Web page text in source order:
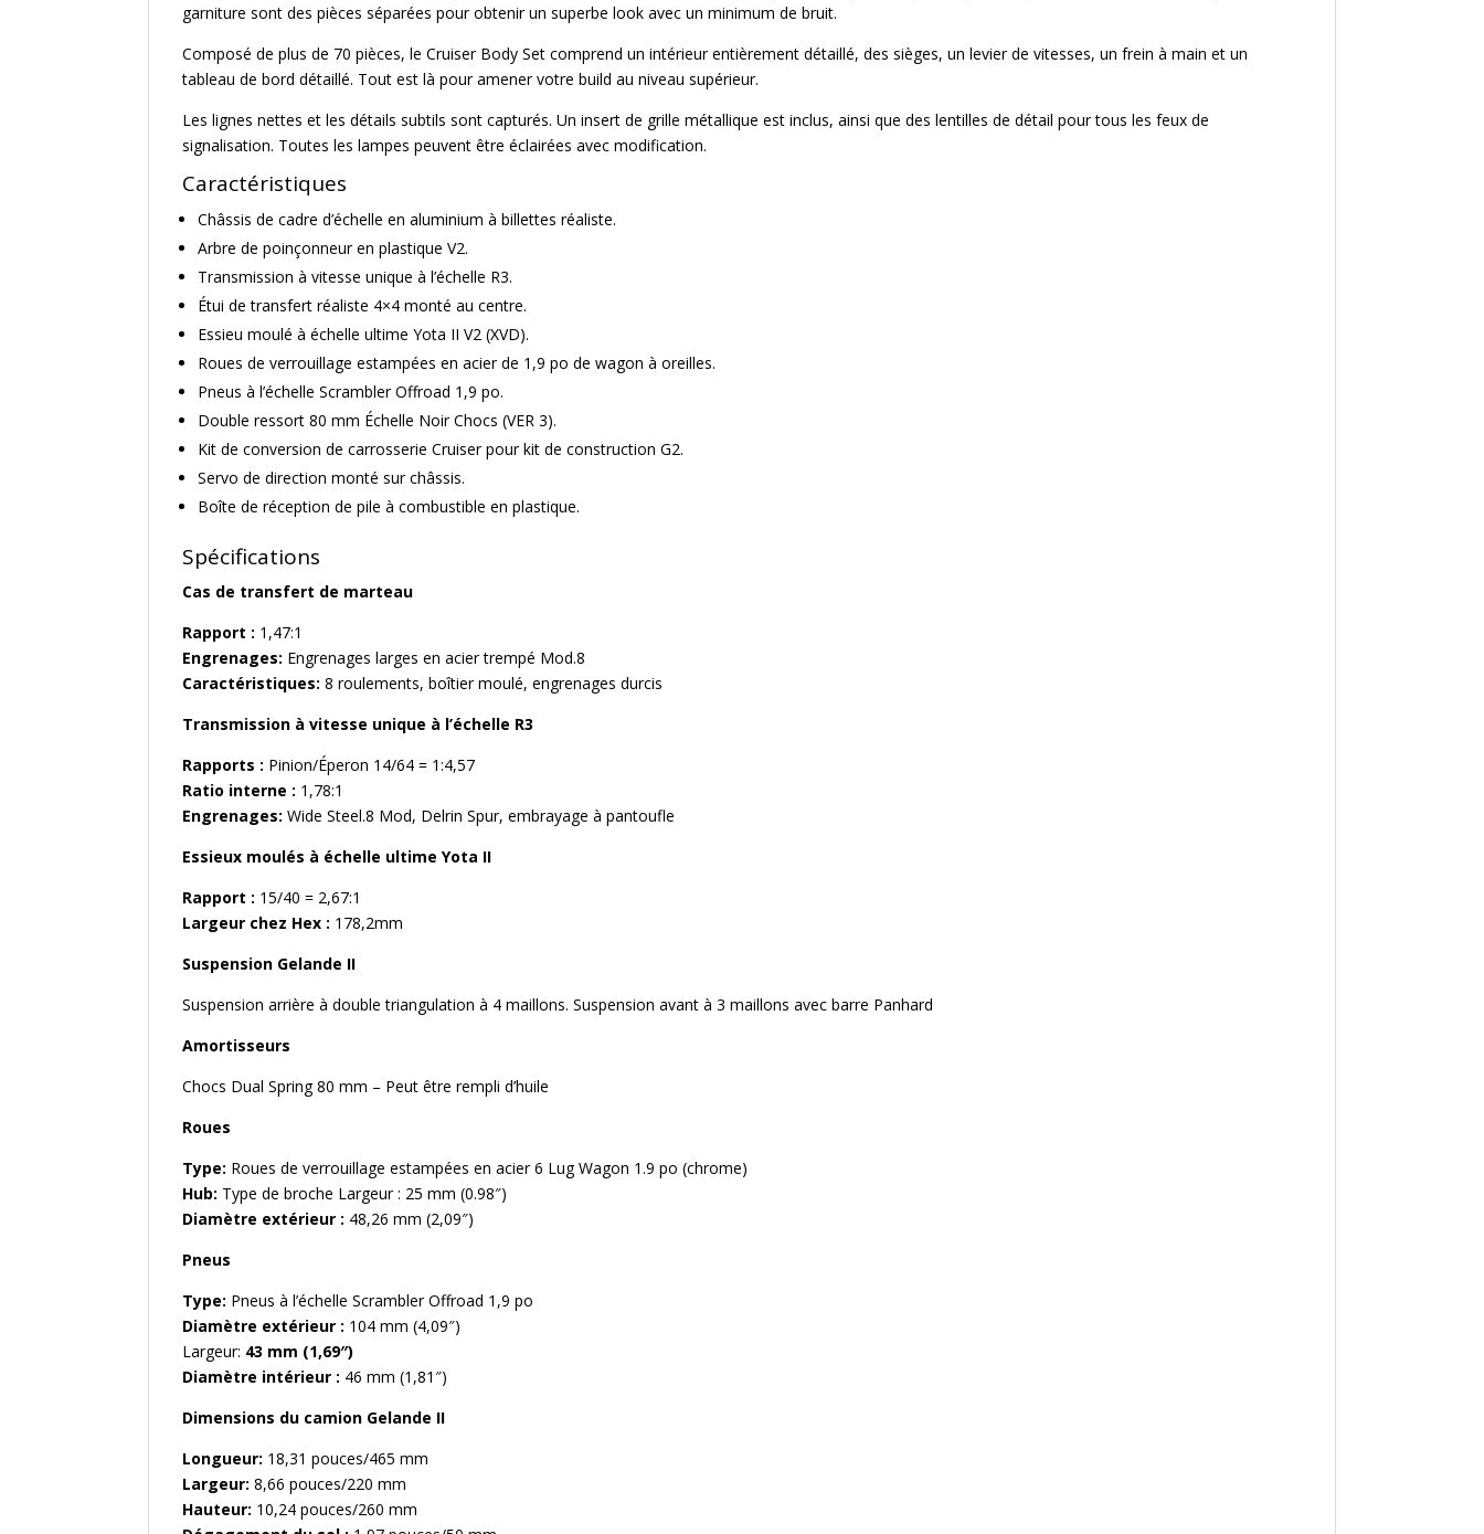
garniture sont des pièces séparées pour obtenir un superbe look avec un minimum de bruit.
Composé de plus de 70 pièces, le Cruiser Body Set comprend un intérieur entièrement détaillé, des sièges, un levier de vitesses, un frein à main et un
tableau de bord détaillé. Tout est là pour amener votre build au niveau supérieur.
Les lignes nettes et les détails subtils sont capturés. Un insert de grille métallique est inclus, ainsi que des lentilles de détail pour tous les feux de
signalisation. Toutes les lampes peuvent être éclairées avec modification.
Caractéristiques
Châssis de cadre d’échelle en aluminium à billettes réaliste.
Arbre de poinçonneur en plastique V2.
Transmission à vitesse unique à l’échelle R3.
Étui de transfert réaliste 4×4 monté au centre.
Essieu moulé à échelle ultime Yota II V2 (XVD).
Roues de verrouillage estampées en acier de 1,9 po de wagon à oreilles.
Pneus à l’échelle Scrambler Offroad 1,9 po.
Double ressort 80 mm Échelle Noir Chocs (VER 3).
Kit de conversion de carrosserie Cruiser pour kit de construction G2.
Servo de direction monté sur châssis.
Boîte de réception de pile à combustible en plastique.
Spécifications
Cas de transfert de marteau
Rapport : 1,47:1
Engrenages: Engrenages larges en acier trempé Mod.8
Caractéristiques: 8 roulements, boîtier moulé, engrenages durcis
Transmission à vitesse unique à l’échelle R3
Rapports : Pinion/Éperon 14/64 = 1:4,57
Ratio interne : 1,78:1
Engrenages: Wide Steel.8 Mod, Delrin Spur, embrayage à pantoufle
Essieux moulés à échelle ultime Yota II
Rapport : 15/40 = 2,67:1
Largeur chez Hex : 178,2mm
Suspension Gelande II
Suspension arrière à double triangulation à 4 maillons. Suspension avant à 3 maillons avec barre Panhard
Amortisseurs
Chocs Dual Spring 80 mm – Peut être rempli d’huile
Roues
Type: Roues de verrouillage estampées en acier 6 Lug Wagon 1.9 po (chrome)
Hub: Type de broche Largeur : 25 mm (0.98″)
Diamètre extérieur : 48,26 mm (2,09″)
Pneus
Type: Pneus à l’échelle Scrambler Offroad 1,9 po
Diamètre extérieur : 104 mm (4,09″)
Largeur: 43 mm (1,69″)
Diamètre intérieur : 46 mm (1,81″)
Dimensions du camion Gelande II
Longueur: 18,31 pouces/465 mm
Largeur: 8,66 pouces/220 mm
Hauteur: 10,24 pouces/260 mm